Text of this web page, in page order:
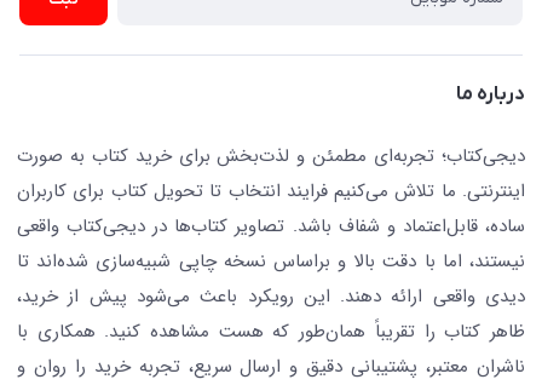
کافه دیجی کتاب
جستجو در سایت
کتابیاب
درباره ما
دیجی‌کتاب؛ تجربه‌ای مطمئن و لذت‌بخش برای خرید کتاب به صورت
اینترنتی. ما تلاش می‌کنیم فرایند انتخاب تا تحویل کتاب برای کاربران
ساده، قابل‌اعتماد و شفاف باشد. تصاویر کتاب‌ها در دیجی‌کتاب واقعی
نیستند، اما با دقت بالا و براساس نسخه چاپی شبیه‌سازی شده‌اند تا
دیدی واقعی ارائه دهند. این رویکرد باعث می‌شود پیش از خرید،
ظاهر کتاب را تقریباً همان‌طور که هست مشاهده کنید. همکاری با
ناشران معتبر، پشتیبانی دقیق و ارسال سریع، تجربه خرید را روان و